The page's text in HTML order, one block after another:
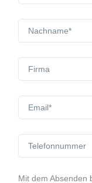
Mit dem Absenden